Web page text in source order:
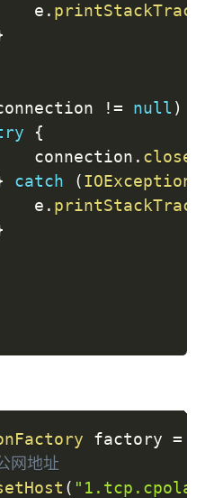
e
. printStackTrace
!= null )
{
connection
. close
catch (IOException
e
. printStackTrace
factory =
地址
(